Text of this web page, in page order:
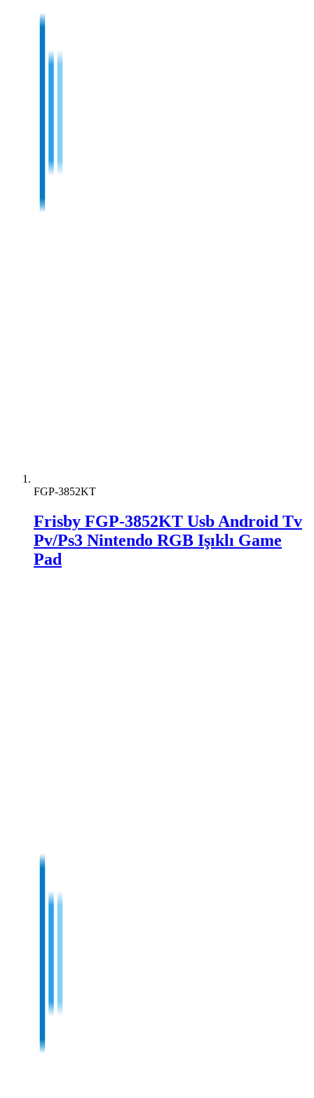
FGP-3852KT
Frisby FGP-3852KT Usb Android Tv
Pv/Ps3 Nintendo RGB Işıklı Game
Pad